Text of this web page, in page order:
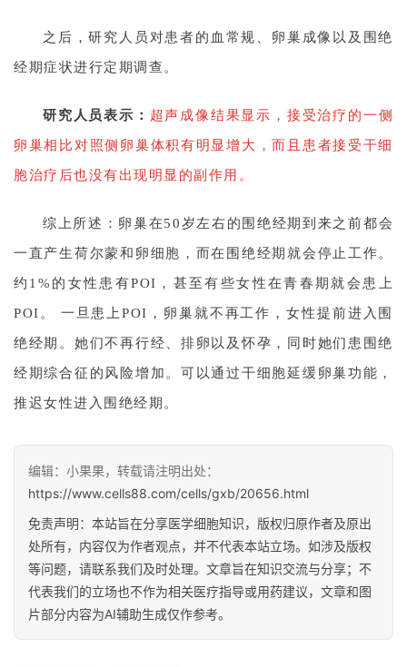
之后，研究人员对患者的血常规、卵巢成像以及围绝
经期症状进行定期调查。
研究人员表示： 超声成像结果显示，接受治疗的一侧
卵巢相比对照侧卵巢体积有明显增大，而且患者接受干细
胞治疗后也没有出现明显的副作用。
综上所述： 卵巢在50岁左右的围绝经期到来之前都会
一直产生荷尔蒙和卵细胞，而在围绝经期就会停止工作。
约1%的女性患有POI，甚至有些女性在青春期就会患上
POI。 一旦患上POI，卵巢就不再工作，女性提前进入围
绝经期。她们不再行经、排卵以及怀孕，同时她们患围绝
经期综合征的风险增加。可以通过干细胞延缓卵巢功能，
推迟女性进入围绝经期。
编辑：小果果，转载请注明出处：
https://www.cells88.com/cells/gxb/20656.html
免责声明：本站旨在分享医学细胞知识，版权归原作者及原出
处所有，内容仅为作者观点，并不代表本站立场。如涉及版权
等问题，请联系我们及时处理。文章旨在知识交流与分享；不
代表我们的立场也不作为相关医疗指导或用药建议，文章和图
片部分内容为AI辅助生成仅作参考。